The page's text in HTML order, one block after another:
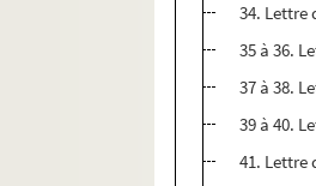
34. Lettre
35 à 36.
37 à 38.
39 à 40.
41. Lettre